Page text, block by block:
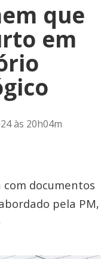
que
em
às 20h04m
documentos
pela PM,